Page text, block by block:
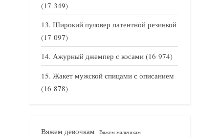
(17 349)
Широкий пуловер патентной резинкой
(17 097)
Ажурный джемпер с косами (16 974)
Жакет мужской спицами с описанием
(16 878)
Вяжем девочкам Вяжем мальчикам